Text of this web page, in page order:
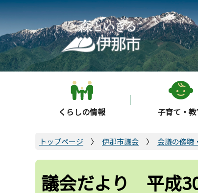
こ
の
ペ
ー
ジ
の
くらしの情報 子育て・
トップページ 伊那市議会 会議の傍聴
議会だより 平成